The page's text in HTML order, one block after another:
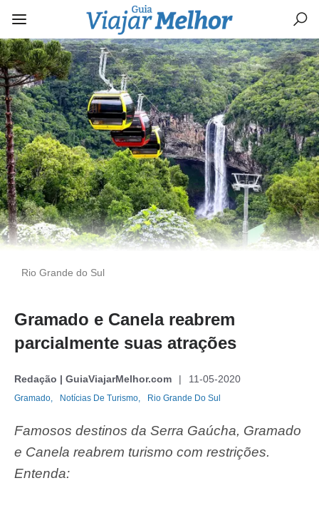
Rio Grande do Sul
Gramado e Canela reabrem
parcialmente suas atrações
Redação | GuiaViajarMelhor.com 11-05-2020
Gramado, Notícias De Turismo, Rio Grande Do Sul
Famosos destinos da Serra Gaúcha, Gramado
e Canela reabrem turismo com restrições.
Entenda: